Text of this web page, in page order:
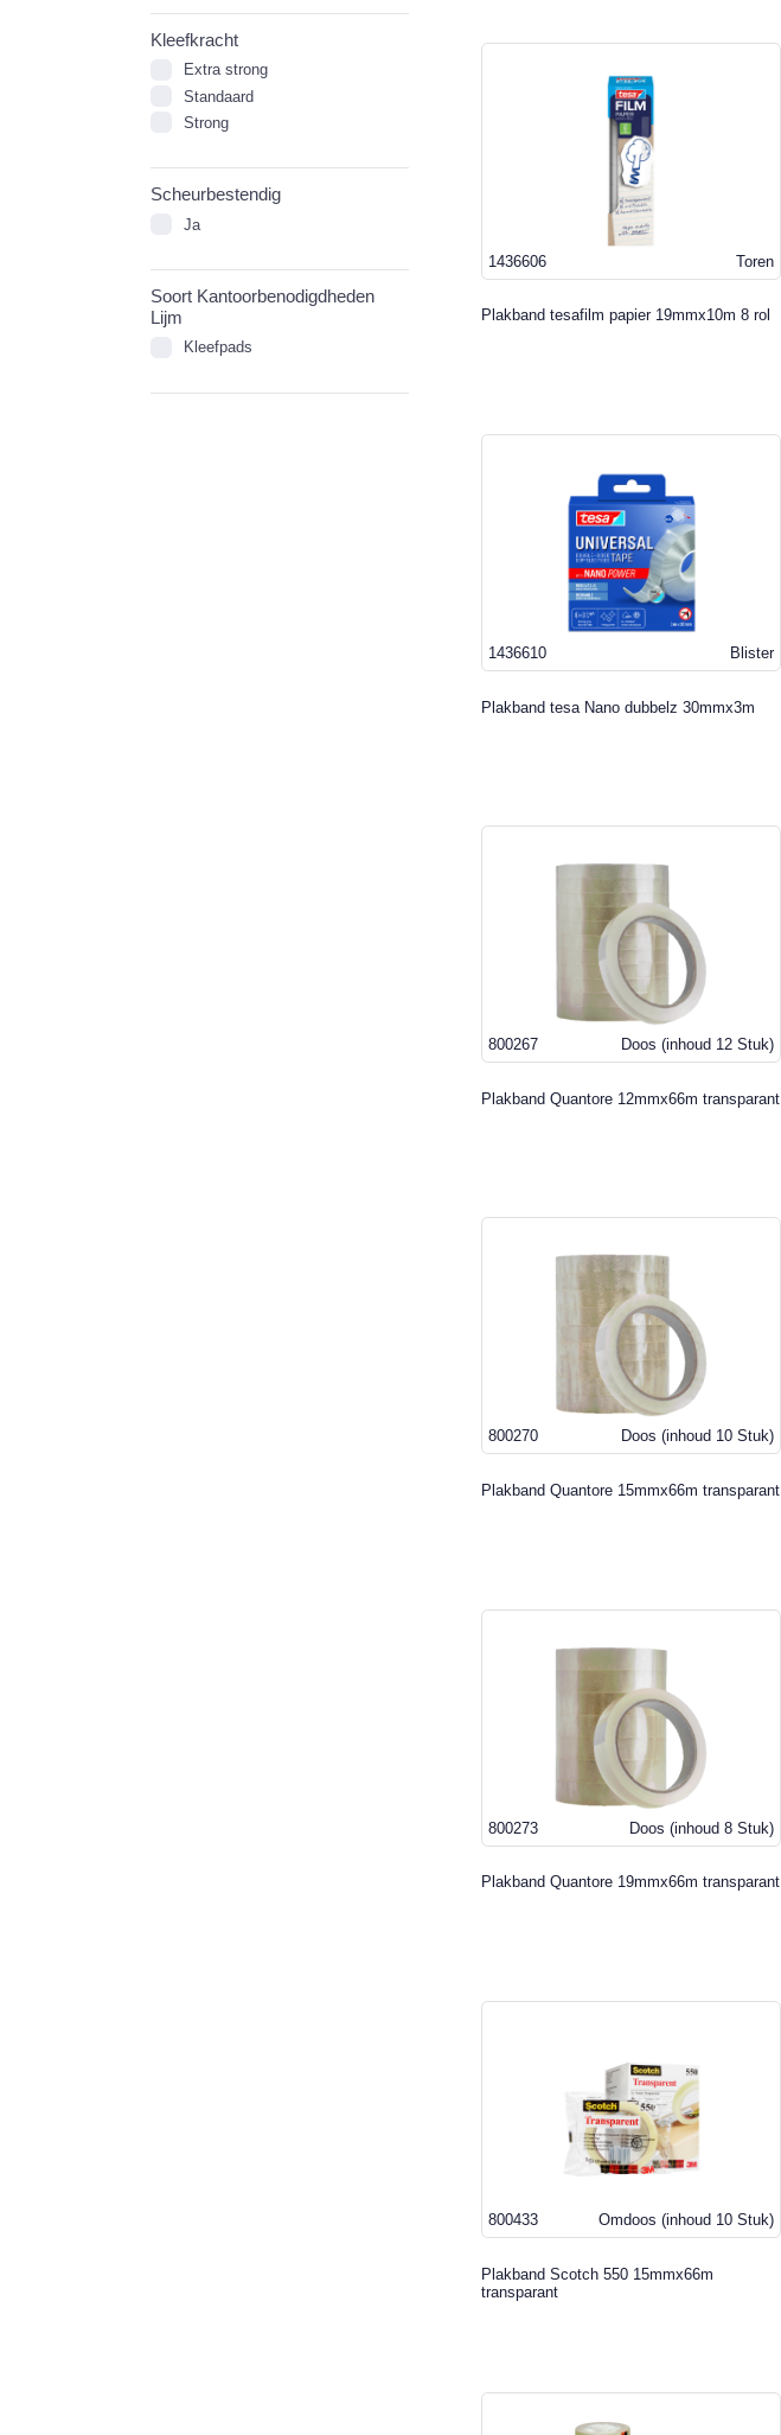
Kleefkracht
Extra strong
Standaard
Strong
Scheurbestendig
Ja
Soort Kantoorbenodigdheden
Lijm
Kleefpads
Toren
1436606
Plakband tesafilm papier 19mmx10m 8 rol
Blister
1436610
Plakband tesa Nano dubbelz 30mmx3m
Doos(inhoud 12 Stuk)
800267
Plakband Quantore 12mmx66m transparant
Doos(inhoud 10 Stuk)
800270
Plakband Quantore 15mmx66m transparant
Doos(inhoud 8 Stuk)
800273
Plakband Quantore 19mmx66m transparant
Omdoos(inhoud 10 Stuk)
800433
Plakband Scotch 550 15mmx66m
transparant